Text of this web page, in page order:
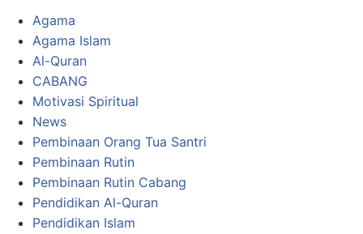
Agama
Agama Islam
Al-Quran
CABANG
Motivasi Spiritual
News
Pembinaan Orang Tua Santri
Pembinaan Rutin
Pembinaan Rutin Cabang
Pendidikan Al-Quran
Pendidikan Islam